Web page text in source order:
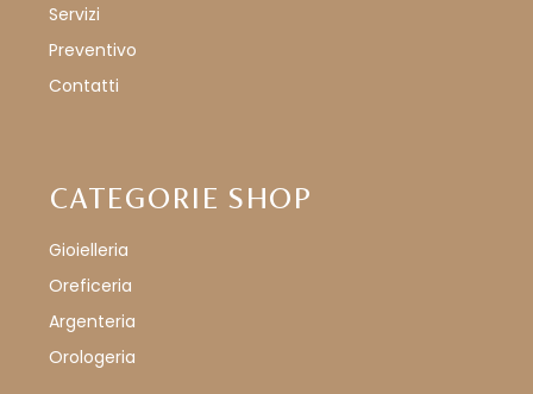
Servizi
Preventivo
Contatti
CATEGORIE SHOP
Gioielleria
Oreficeria
Argenteria
Orologeria